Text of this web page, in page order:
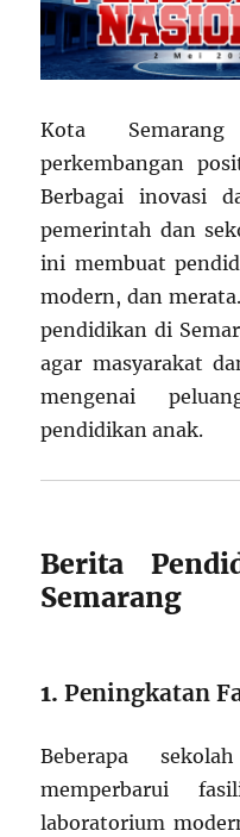
Kota
perkembangan
Berbagai inovasi
pemerintah dan
ini membuat
modern, dan
pendidikan di
agar masyarakat
mengenai
pendidikan anak.
Berita
Semarang
1.Peningkatan
Beberapa
memperbarui
laboratorium